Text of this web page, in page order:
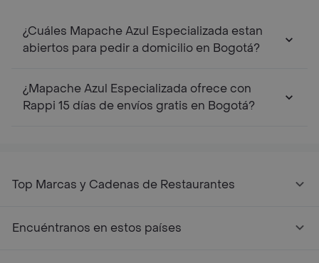
¿Cuáles Mapache Azul Especializada estan
abiertos para pedir a domicilio en Bogotá?
¿Mapache Azul Especializada ofrece con
Rappi 15 días de envíos gratis en Bogotá?
Top Marcas y Cadenas de Restaurantes
Encuéntranos en estos países